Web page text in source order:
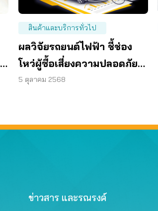
สินค้าและบริการทั่วไป
ผลวิจัยรถยนต์ไฟฟ้า ชี้ช่อง
โหว่ผู้ซื้อเสี่ยงความปลอดภัย
ขาดมาตรการเชิงป้องกัน
5 ตุลาคม 2568
ข่าวสาร และรณรงค์